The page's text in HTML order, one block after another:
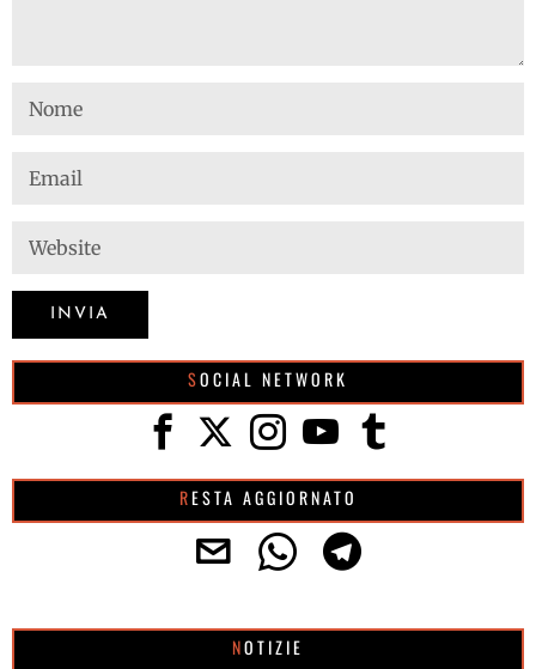
SOCIAL NETWORK
RESTA AGGIORNATO
NOTIZIE